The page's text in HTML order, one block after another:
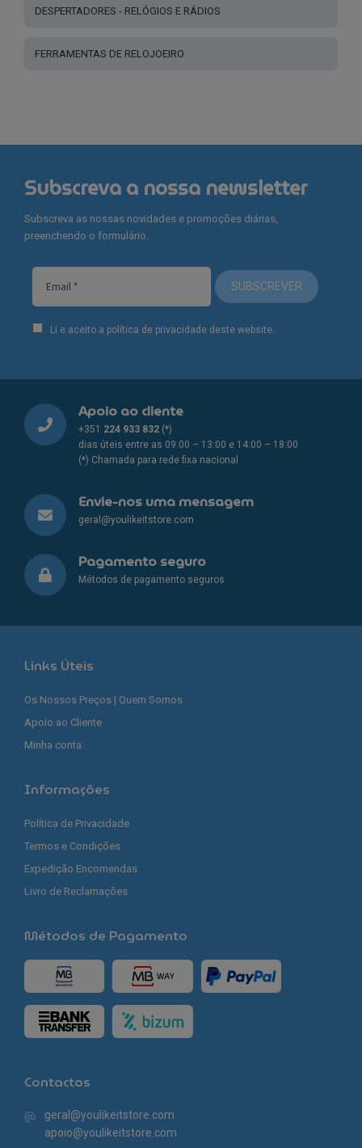
DESPERTADORES - RELÓGIOS E RÁDIOS
FERRAMENTAS DE RELOJOEIRO
Subscreva a nossa newsletter
Subscreva as nossas novidades e promoções diárias,
preenchendo o formulário.
SUBSCREVER
Li e aceito a política de privacidade deste website.
Apoio ao cliente
+351 224 933 832 (*)
dias úteis entre as 09:00 – 13:00 e 14:00 – 18:00
(*) Chamada para rede fixa nacional
Envie-nos uma mensagem
geral@youlikeitstore.com
Pagamento seguro
Métodos de pagamento seguros
Links Úteis
Os Nossos Preços | Quem Somos
Apoio ao Cliente
Minha conta
Informações
Política de Privacidade
Termos e Condições
Expedição Encomendas
Livro de Reclamações
Métodos de Pagamento
Contactos
geral@youlikeitstore.com
apoio@youlikeitstore.com